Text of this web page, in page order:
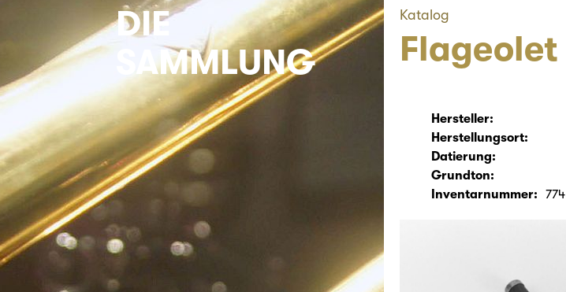
Katalog
Flageolet
Hersteller:
Herstellungsort:
Datierung:
Grundton:
Inventarnummer:
774
DIE
SAMMLUNG